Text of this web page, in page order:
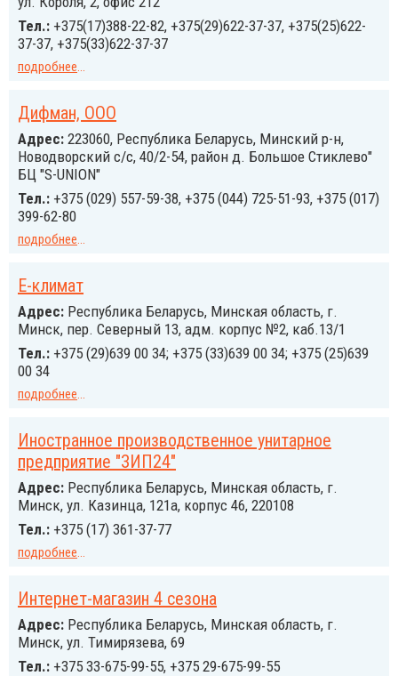
Тел.: +375(17)388-22-82, +375(29)622-37-37, +375(25)622-
37-37, +375(33)622-37-37
подробнее...
Дифман, ООО
Адрес: 223060, Республика Беларусь, Минский р-н,
Новодворский с/с, 40/2-54, район д. Большое Стиклево"
БЦ "S-UNION"
Тел.: +375 (029) 557-59-38, +375 (044) 725-51-93, +375 (017)
399-62-80
подробнее...
Е-климат
Адрес: Республика Беларусь, Минская область, г.
Минск, пер. Северный 13, адм. корпус №2, каб.13/1
Тел.: +375 (29)639 00 34; +375 (33)639 00 34; +375 (25)639
00 34
подробнее...
Иностранное производственное унитарное
предприятие "ЗИП24"
Адрес: Республика Беларусь, Минская область, г.
Минск, ул. Казинца, 121а, корпус 46, 220108
Тел.: +375 (17) 361-37-77
подробнее...
Интернет-магазин 4 сезона
Адрес: Республика Беларусь, Минская область, г.
Минск, ул. Тимирязева, 69
Тел.: +375 33-675-99-55, +375 29-675-99-55